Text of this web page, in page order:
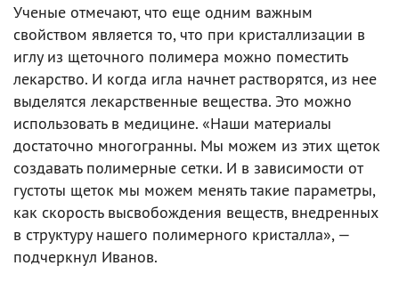
Ученые отмечают, что еще одним важным
свойством является то, что при кристаллизации в
иглу из щеточного полимера можно поместить
лекарство. И когда игла начнет растворятся, из нее
выделятся лекарственные вещества. Это можно
использовать в медицине. «Наши материалы
достаточно многогранны. Мы можем из этих щеток
создавать полимерные сетки. И в зависимости от
густоты щеток мы можем менять такие параметры,
как скорость высвобождения веществ, внедренных
в структуру нашего полимерного кристалла», —
подчеркнул Иванов.